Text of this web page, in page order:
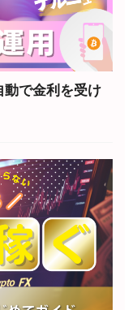
動で金利を受け